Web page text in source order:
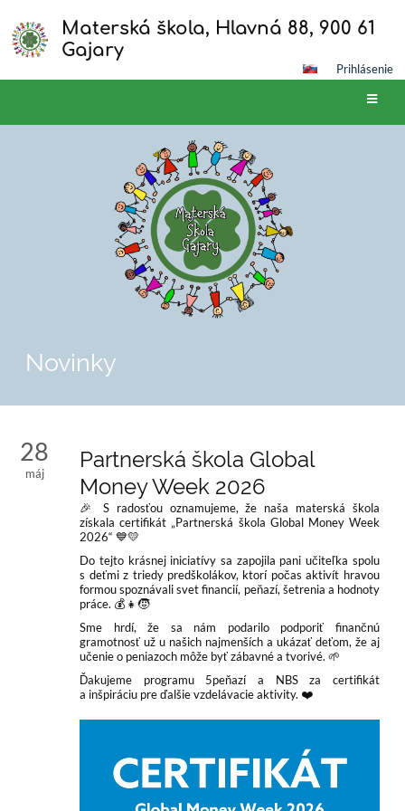
Materská škola, Hlavná 88, 900 61
Gajary
Prihlásenie
Novinky
28
máj
Partnerská škola Global
Money Week 2026
🎉 S radosťou oznamujeme, že naša materská škola
získala certifikát „Partnerská škola Global Money Week
2026“ 💙💛
Do tejto krásnej iniciatívy sa zapojila pani učiteľka spolu
s deťmi z triedy predškolákov, ktorí počas aktivít hravou
formou spoznávali svet financií, peňazí, šetrenia a hodnoty
práce. 💰👧🧒
Sme hrdí, že sa nám podarilo podporiť finančnú
gramotnosť už u našich najmenších a ukázať deťom, že aj
učenie o peniazoch môže byť zábavné a tvorivé. 🌱
Ďakujeme programu 5peňazí a NBS za certifikát
a inšpiráciu pre ďalšie vzdelávacie aktivity. ❤️